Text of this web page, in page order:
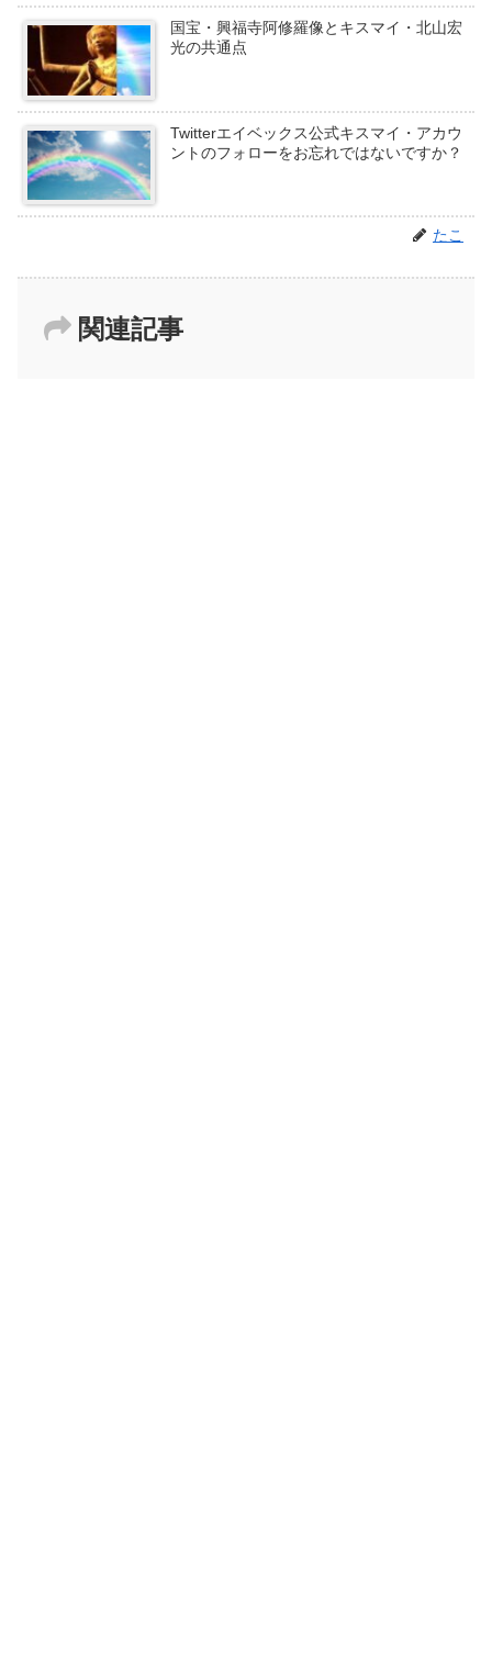
国宝・興福寺阿修羅像とキスマイ・北山宏
光の共通点
Twitterエイベックス公式キスマイ・アカウ
ントのフォローをお忘れではないですか？
たこ
関連記事